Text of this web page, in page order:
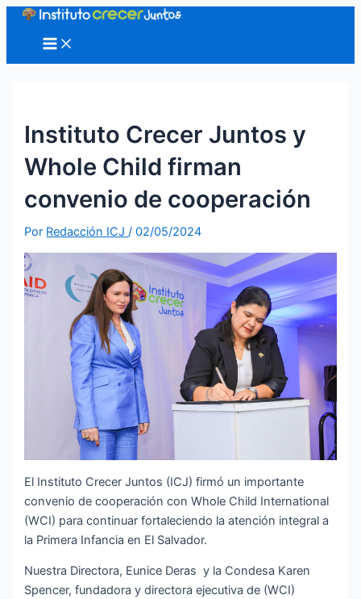
contenido
Main
Menu
Instituto Crecer Juntos y
Whole Child firman
convenio de cooperación
Por Redacción ICJ/02/05/2024
El Instituto Crecer Juntos (ICJ) firmó un importante
convenio de cooperación con Whole Child International
(WCI) para continuar fortaleciendo la atención integral a
la Primera Infancia en El Salvador.
Nuestra Directora, Eunice Deras y la Condesa Karen
Spencer, fundadora y directora ejecutiva de (WCI)